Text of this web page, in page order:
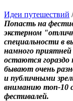
Идеи путешествий
Попасть на
экстерном
специальности в
намного приятней
остаются гораздо
бывают очень
и публичными
вниманию топ-10
фестивалей.